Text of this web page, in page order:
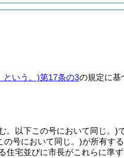
という。)第17条の3の規定に基
。以下この号において同じ。)
の号において同じ。)が所有す
住宅並びに市長がこれらに準